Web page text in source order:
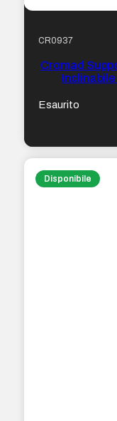
CR0937
Cromad
Inclinabile
Esaurito
Disponibile